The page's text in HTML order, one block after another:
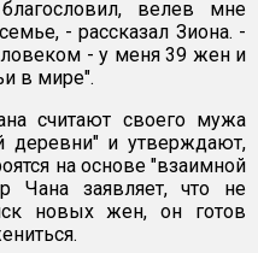
велев мне
- рассказал Зиона. -
- у меня 39 жен и
в мире".
считают своего мужа
и утверждают,
на основе "взаимной
Чана заявляет, что не
новых жен, он готов